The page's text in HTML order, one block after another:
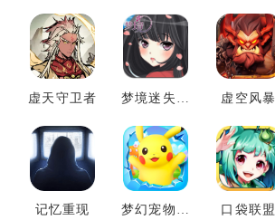
虚天守卫者
梦境迷失之
虚空风暴
记忆重现
梦幻宠物联
口袋联盟